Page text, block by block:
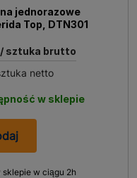
jednorazowe
Top, DTN301
/ sztuka brutto
netto
w sklepie
sklepie w ciągu 2h